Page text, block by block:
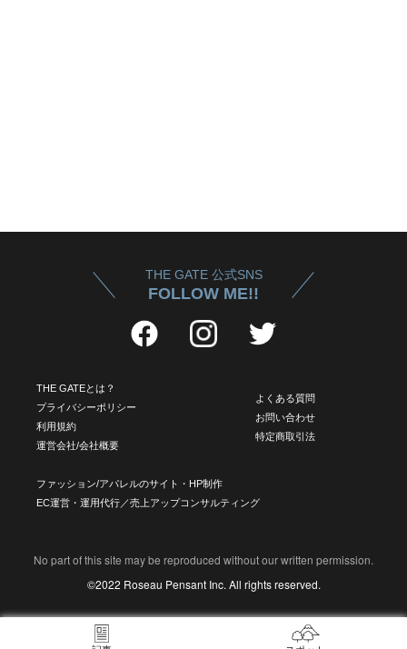
THE GATE 公式SNS
FOLLOW ME!!
THE GATEとは？
プライバシーポリシー
利用規約
運営会社/会社概要
よくある質問
お問い合わせ
特定商取引法
ファッション/アパレルのサイト・HP制作
EC運営・運用代行／売上アップコンサルティング
No part of this site may be reproduced without our written permission.
©2022 Roseau Pensant Inc. All rights reserved.